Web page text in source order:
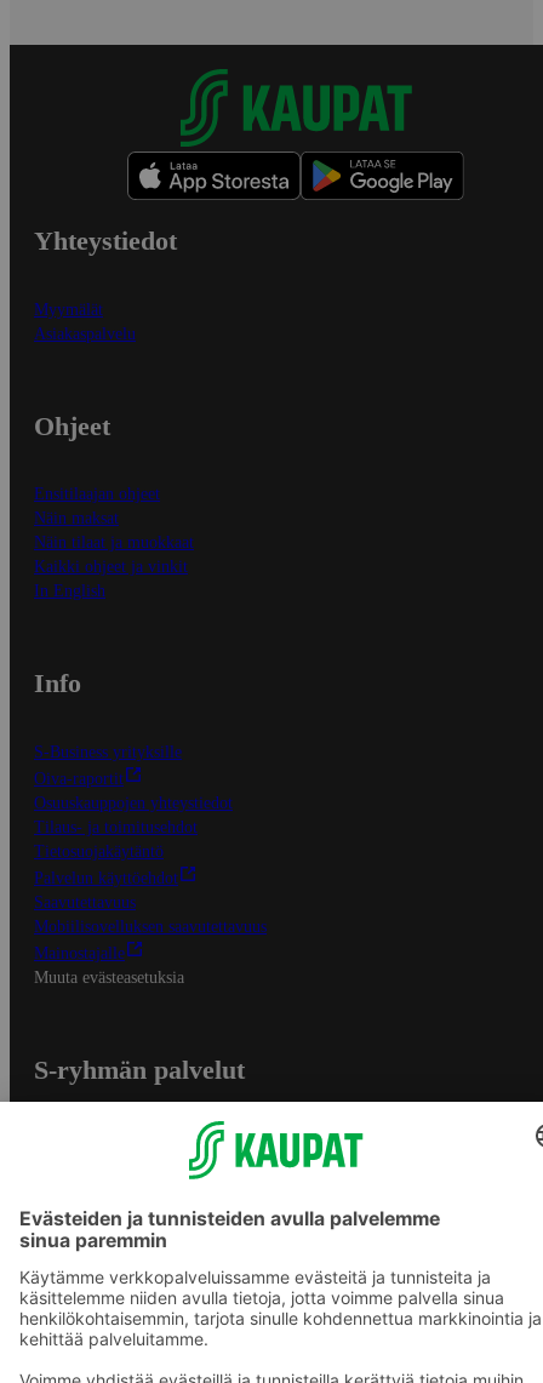
Yhteystiedot
Myymälät
Asiakaspalvelu
Ohjeet
Ensitilaajan ohjeet
Näin maksat
Näin tilaat ja muokkaat
Kaikki ohjeet ja vinkit
In English
Info
S-Business yrityksille
Oiva-raportit
Osuuskauppojen yhteystiedot
Tilaus- ja toimitusehdot
Tietosuojakäytäntö
Palvelun käyttöehdot
Saavutettavuus
Mobiilisovelluksen saavutettavuus
Mainostajalle
Muuta evästeasetuksia
S-ryhmän palvelut
S-ostoslista -sovellus
Prisma.fi
Sokos.fi
S-Pankki
Yhteishyvä
Sokos Hotels